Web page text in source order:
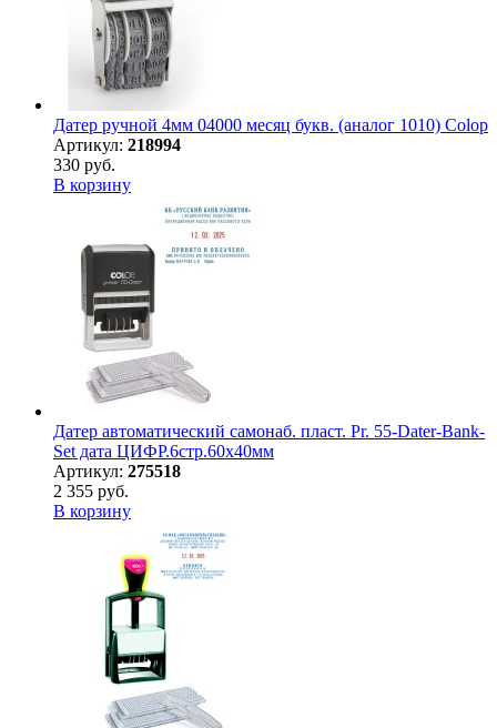
Датер ручной 4мм 04000 месяц букв. (аналог 1010) Colop
Артикул: 218994
330 руб.
В корзину
Датер автоматический самонаб. пласт. Pr. 55-Dater-Bank-
Set дата ЦИФР.6стр.60х40мм
Артикул: 275518
2 355 руб.
В корзину